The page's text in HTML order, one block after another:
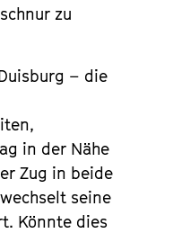
zu
– die
in der Nähe
Zug in beide
seine
Könnte dies